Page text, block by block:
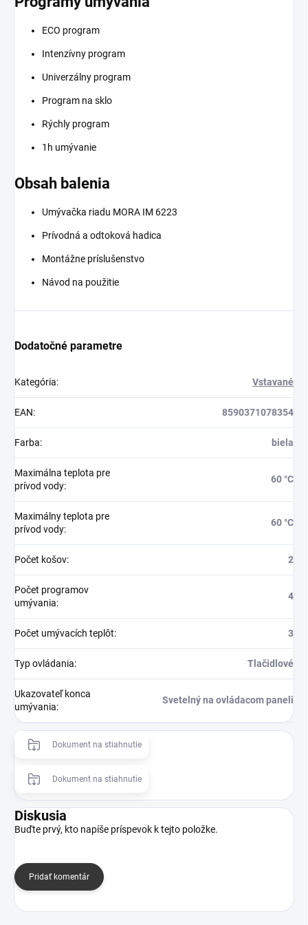
ECO program
Intenzívny program
Univerzálny program
Program na sklo
Rýchly program
1h umývanie
Obsah balenia
Umývačka riadu MORA IM 6223
Prívodná a odtoková hadica
Montážne príslušenstvo
Návod na použitie
Dodatočné parametre
Kategória: Vstavané
EAN: 8590371078354
Farba: biela
Maximálna teplota pre
prívod vody:
60 °C
Maximálny teplota pre
prívod vody:
60 °C
Počet košov: 2
Počet programov
umývania:
4
Počet umývacích teplôt: 3
Typ ovládania: Tlačidlové
Ukazovateľ konca
umývania:
Svetelný na ovládacom paneli
Dokument na stiahnutie
Dokument na stiahnutie
Diskusia
Buďte prvý, kto napíše príspevok k tejto položke.
Pridať komentár